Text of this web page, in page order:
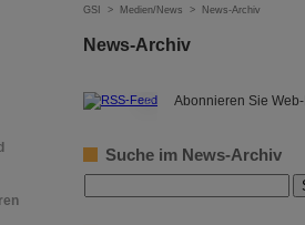
GSI > Medien/News > News-Archiv
News-Archiv
© Abonnieren Sie
Suche im News-Archiv